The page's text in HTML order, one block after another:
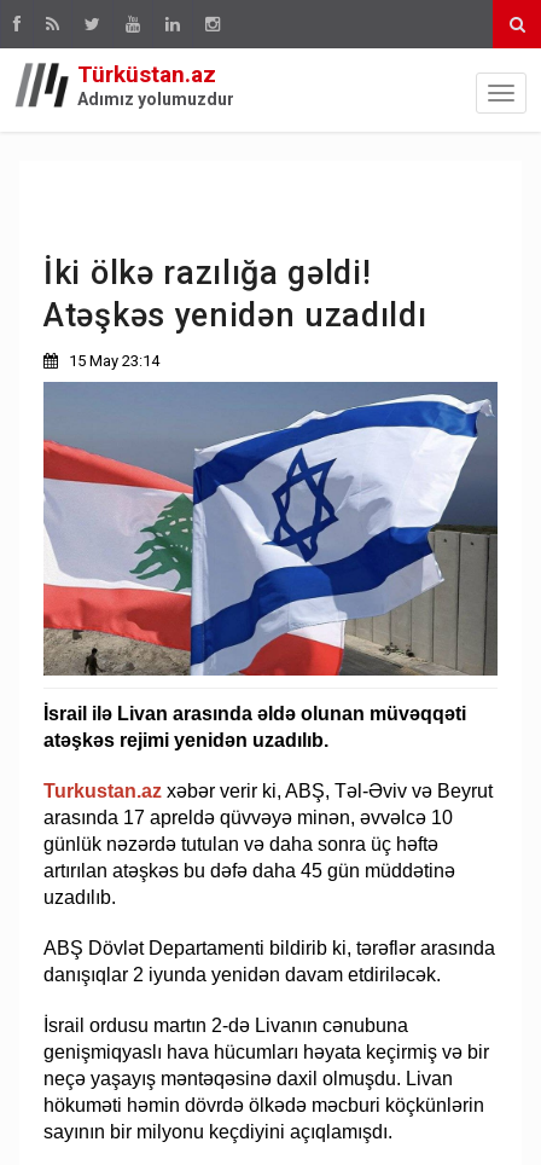
Türküstan.az
Adımız yolumuzdur
İki ölkə razılığa gəldi!
Atəşkəs yenidən uzadıldı
15 May 23:14
İsrail ilə Livan arasında əldə olunan müvəqqəti
atəşkəs rejimi yenidən uzadılıb.
Turkustan.azxəbər verir ki, ABŞ, Təl-Əviv və Beyrut
arasında 17 apreldə qüvvəyə minən, əvvəlcə 10
günlük nəzərdə tutulan və daha sonra üç həftə
artırılan atəşkəs bu dəfə daha 45 gün müddətinə
uzadılıb.
ABŞ Dövlət Departamenti bildirib ki, tərəflər arasında
danışıqlar 2 iyunda yenidən davam etdiriləcək.
İsrail ordusu martın 2-də Livanın cənubuna
genişmiqyaslı hava hücumları həyata keçirmiş və bir
neçə yaşayış məntəqəsinə daxil olmuşdu. Livan
hökuməti həmin dövrdə ölkədə məcburi köçkünlərin
sayının bir milyonu keçdiyini açıqlamışdı.